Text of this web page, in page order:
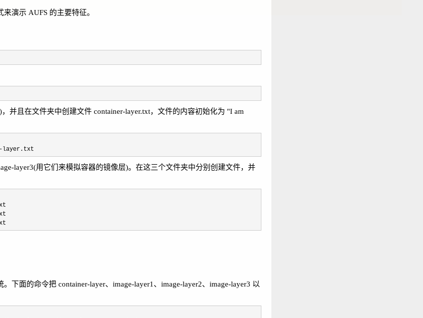
演示 AUFS 的主要特征。
并且在文件夹中创建文件 container-layer.txt，文件的内容初始化为 "I am
layer.txt
layer3(用它们来模拟容器的镜像层)。在这三个文件夹中分别创建文件，并
下面的命令把 container-layer、image-layer1、image-layer2、image-layer3 以